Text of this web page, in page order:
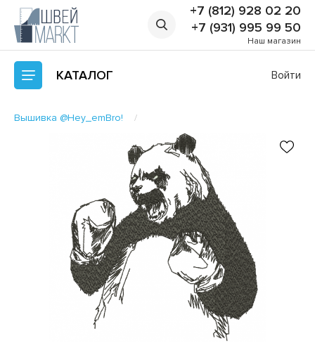
+7 (812) 928 02 20
+7 (931) 995 99 50
Наш магазин
КАТАЛОГ Войти
Вышивка @Hey_emBro!